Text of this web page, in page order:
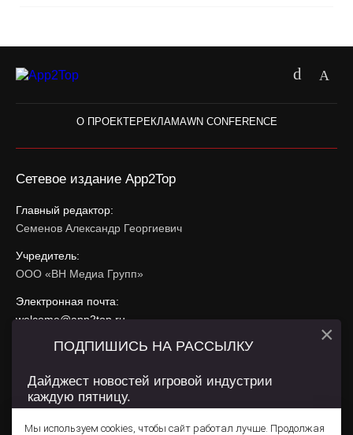
О ПРОЕКТЕРЕКЛАМАWN CONFERENCE
Сетевое издание App2Top
Главный редактор:
Семенов Александр Георгиевич
Учредитель:
ООО «ВН Медиа Групп»
Электронная почта:
welcome@app2top.ru
При использовании материалов активная ссылка на
Сайт использует IP адреса, cookie, данные геолокации
Мы используем cookies, чтобы сайт работал лучше. Продолжая
ПОДПИШИСЬ НА РАССЫЛКУ
Дайджест новостей игровой индустрии
каждую пятницу.
×